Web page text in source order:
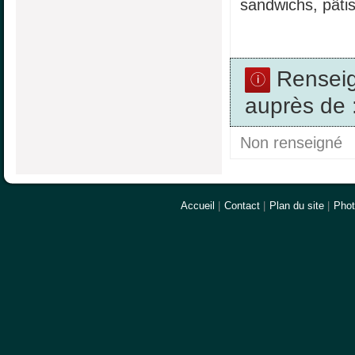
sandwichs,
auprès de
Non renseigné
Accueil Contact Plan du site